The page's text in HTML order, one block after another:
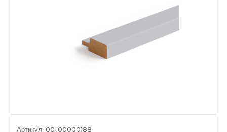
Артикул: 00-00000188